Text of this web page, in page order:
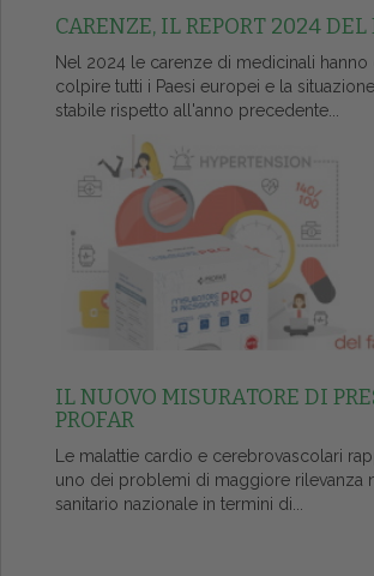
CARENZE, IL REPORT 2024 DEL
Nel 2024 le carenze di medicinali hanno
colpire tutti i Paesi europei e la
stabile rispetto all'anno precedente...
IL NUOVO MISURATORE DI
PROFAR
Le malattie cardio e cerebrovascolari
uno dei problemi di maggiore rilevanza
sanitario nazionale in termini di...